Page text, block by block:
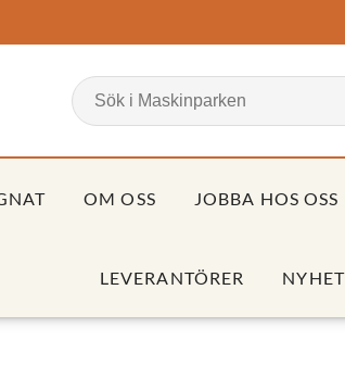
OM OSS JOBBA HOS OSS
LEVERANTÖRER